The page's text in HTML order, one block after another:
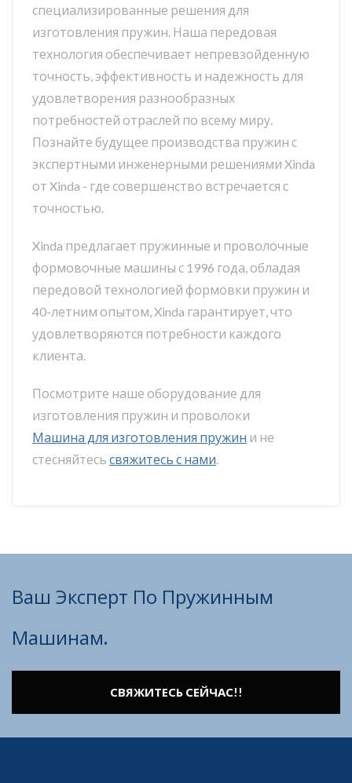
специализированные решения для
изготовления пружин. Наша передовая
технология обеспечивает непревзойденную
точность, эффективность и надежность для
удовлетворения разнообразных
потребностей отраслей по всему миру.
Познайте будущее производства пружин с
экспертными инженерными решениями Xinda
от Xinda - где совершенство встречается с
точностью.
Xinda предлагает пружинные и проволочные
формовочные машины с 1996 года, обладая
передовой технологией формовки пружин и
40-летним опытом, Xinda гарантирует, что
удовлетворяются потребности каждого
клиента.
Посмотрите наше оборудование для
изготовления пружин и проволоки
Машина для изготовления пружин и не
стесняйтесь свяжитесь с нами
Ваш Эксперт По Пружинным
Машинам.
СВЯЖИТЕСЬ СЕЙЧАС!!